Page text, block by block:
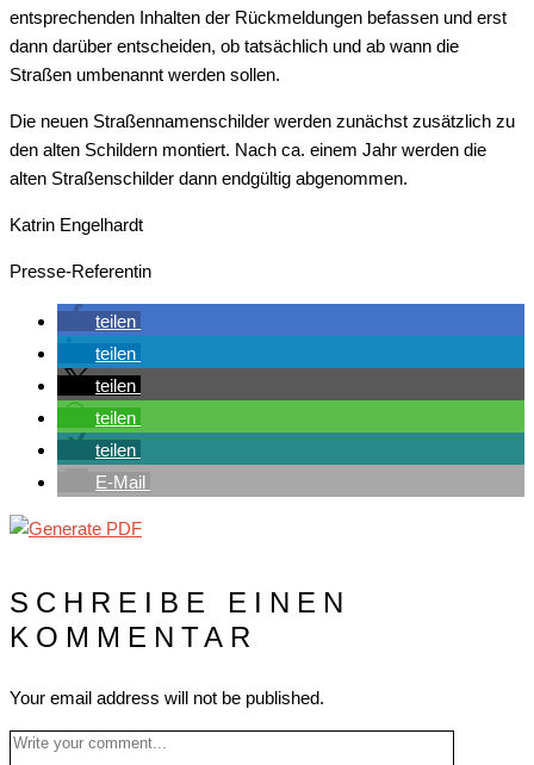
entsprechenden Inhalten der Rückmeldungen befassen und erst
dann darüber entscheiden, ob tatsächlich und ab wann die
Straßen umbenannt werden sollen.
Die neuen Straßennamenschilder werden zunächst zusätzlich zu
den alten Schildern montiert. Nach ca. einem Jahr werden die
alten Straßenschilder dann endgültig abgenommen.
Katrin Engelhardt
Presse-Referentin
teilen
teilen
teilen
teilen
teilen
E-Mail
SCHREIBE EINEN
KOMMENTAR
Your email address will not be published.